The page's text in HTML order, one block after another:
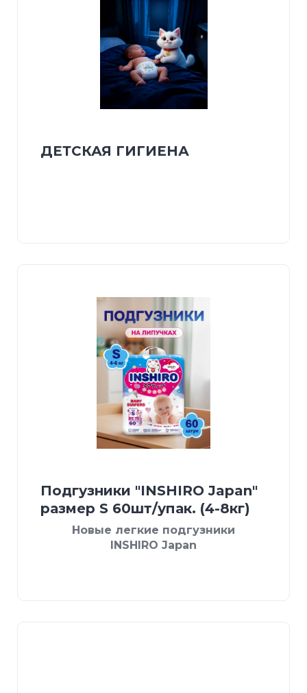
ДЕТСКАЯ ГИГИЕНА
Подгузники "INSHIRO Japan"
размер S 60шт/упак. (4-8кг)
Новые легкие подгузники
INSHIRO Japan